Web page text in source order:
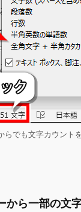
らでも文字カウント
から一部の文